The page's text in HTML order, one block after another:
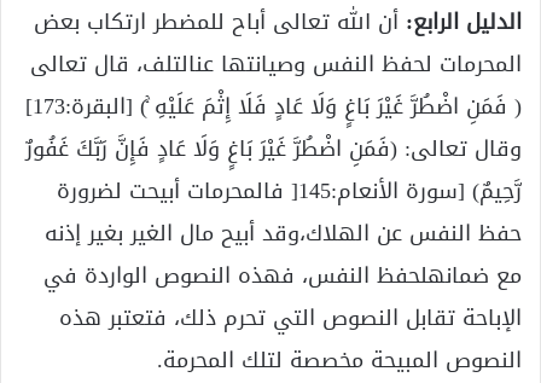
الدليل الرابع: أن الله تعالى أباح للمضطر ارتكاب بعض
المحرمات لحفظ النفس وصيانتها عنالتلف، قال تعالى
( فَمَنِ اضْطُرَّ غَيْرَ بَاغٍ وَلَا عَادٍ فَلَا إِثْمَ عَلَيْهِ ۚ) [البقرة:173]
وقال تعالى: (فَمَنِ اضْطُرَّ غَيْرَ بَاغٍ وَلَا عَادٍ فَإِنَّ رَبَّكَ غَفُورٌ
رَّحِيمٌ) [سورة الأنعام:145[ فالمحرمات أبيحت لضرورة
حفظ النفس عن الهلاك،وقد أبيح مال الغير بغير إذنه
مع ضمانهلحفظ النفس، فهذه النصوص الواردة في
الإباحة تقابل النصوص التي تحرم ذلك، فتعتبر هذه
النصوص المبيحة مخصصة لتلك المحرمة.